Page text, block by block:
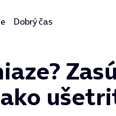
Dobrý čas